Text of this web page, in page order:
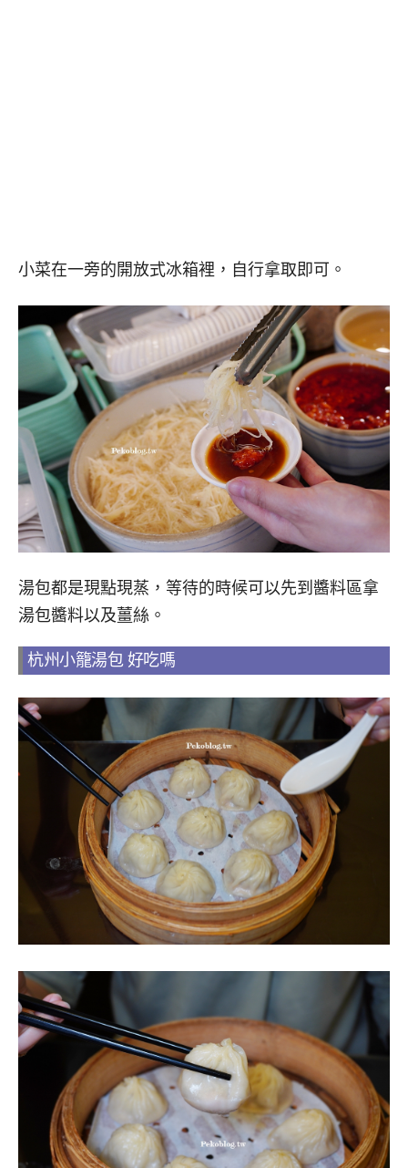
小菜在一旁的開放式冰箱裡，自行拿取即可。
湯包都是現點現蒸，等待的時候可以先到醬料區拿
湯包醬料以及薑絲。
杭州小籠湯包 好吃嗎